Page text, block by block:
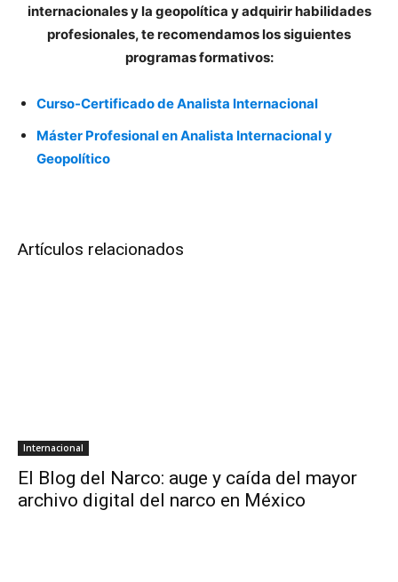
internacionales y la geopolítica y adquirir habilidades
profesionales, te recomendamos los siguientes
programas formativos:
Curso-Certificado de Analista Internacional
Máster Profesional en Analista Internacional y
Geopolítico
Artículos relacionados
Internacional
El Blog del Narco: auge y caída del mayor
archivo digital del narco en México